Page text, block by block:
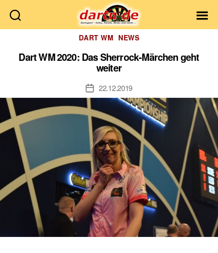
Dartn.de
Kategorien
DART WM NEWS
Dart WM 2020: Das Sherrock-Märchen geht
weiter
Veröffentlichungsdatum
22.12.2019